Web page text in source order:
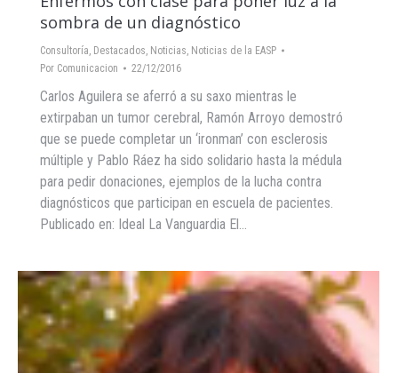
sombra de un diagnóstico
Consultoría, Destacados, Noticias, Noticias de la EASP
Por Comunicacion 22/12/2016
Carlos Aguilera se aferró a su saxo mientras le
extirpaban un tumor cerebral, Ramón Arroyo demostró
que se puede completar un ‘ironman’ con esclerosis
múltiple y Pablo Ráez ha sido solidario hasta la médula
para pedir donaciones, ejemplos de la lucha contra
diagnósticos que participan en escuela de pacientes.
Publicado en: Ideal La Vanguardia El…